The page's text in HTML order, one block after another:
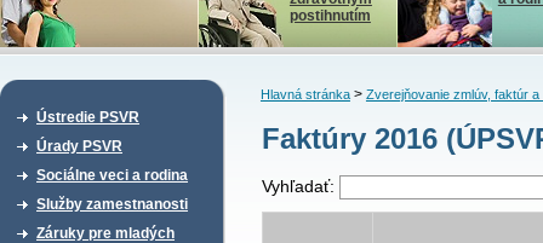
postihnutím
Ústredie PSVR
Úrady PSVR
Sociálne veci a rodina
Služby zamestnanosti
Záruky pre mladých
Hlavná stránka> Zverejňovanie zmlúv, faktúr a
Faktúry 2016
Vyhľadať: